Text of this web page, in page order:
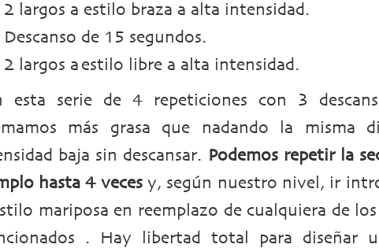
2 largos a estilo braza a alta intensidad.
Descanso de 15 segundos.
2 largos a estilo libre a alta intensidad.
esta serie de 4 repeticiones con 3
más grasa que nadando la misma
baja sin descansar.
Podemos repetir la
hasta 4 vecesy, según nuestro nivel, ir
mariposa en reemplazo de cualquiera de
. Hay libertad total para diseñar